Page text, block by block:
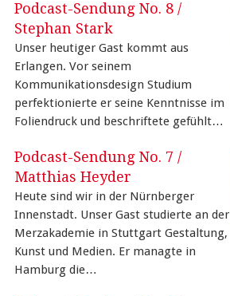
Podcast-Sendung No. 8 /
Stephan Stark
Unser heutiger Gast kommt aus
Erlangen. Vor seinem
Kommunikationsdesign Studium
perfektionierte er seine Kenntnisse im
Foliendruck und beschriftete gefühlt…
Podcast-Sendung No. 7 /
Matthias Heyder
Heute sind wir in der Nürnberger
Innenstadt. Unser Gast studierte an der
Merzakademie in Stuttgart Gestaltung,
Kunst und Medien. Er managte in
Hamburg die…